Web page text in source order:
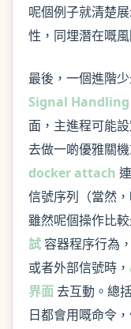
呢個例子就清楚
性，同埋潛在嘅風
最後，一個進階
Signal Handling
面，主進程可能
去做一啲優雅關
docker attach
信號序列（當然
雖然呢個操作比
試 容器程序行為
或者外部信號時，
界面去互動。總
日都會用嘅命令